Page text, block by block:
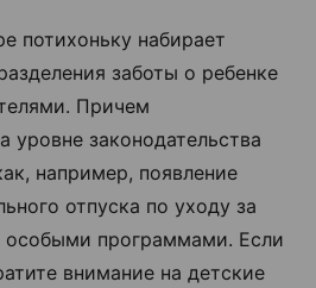
потихоньку набирает
заботы о ребенке
Причем
уровне законодательства
например, появление
отпуска по уходу за
особыми программами. Если
внимание на детские